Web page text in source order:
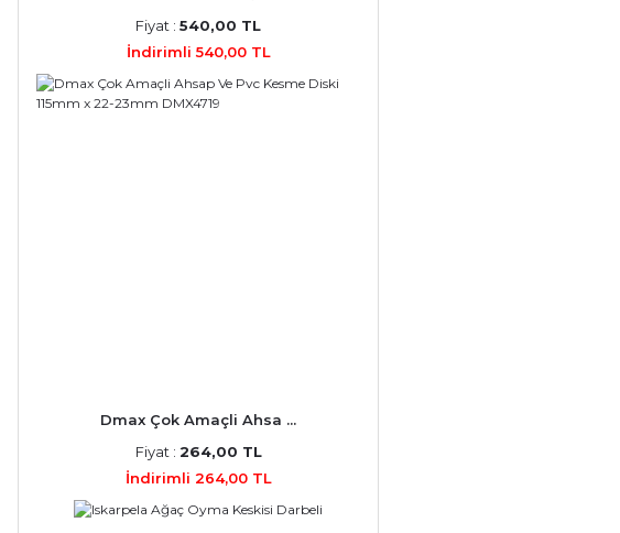
Fiyat : 540,00 TL
İndirimli 540,00 TL
Dmax Çok Amaçli Ahsa ...
Fiyat : 264,00 TL
İndirimli 264,00 TL